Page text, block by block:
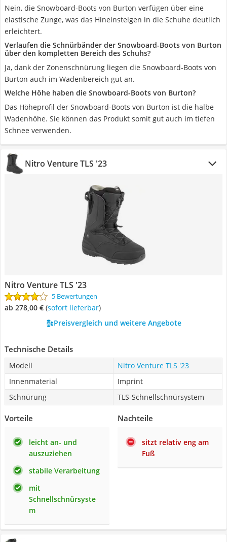
Nein, die Snowboard-Boots von Burton verfügen über eine
elastische Zunge, was das Hineinsteigen in die Schuhe deutlich
erleichtert.
Verlaufen die Schnürbänder der Snowboard-Boots von Burton
über den kompletten Bereich des Schuhs?
Ja, dank der Zonenschnürung liegen die Snowboard-Boots von
Burton auch im Wadenbereich gut an.
Welche Höhe haben die Snowboard-Boots von Burton?
Das Höheprofil der Snowboard-Boots von Burton ist die halbe
Wadenhöhe. Sie können das Produkt somit gut auch im tiefen
Schnee verwenden.
Nitro Venture TLS '23
Nitro Venture TLS '23
5 Bewertungen
ab 278,00 € ( Sofort lieferbar)
Preisvergleich und weitere Angebote
Technische Details
Modell
Nitro Venture TLS '23
Innenmaterial
Imprint
Schnürung
TLS-Schnellschnürsystem
Vorteile
leicht an- und
auszuziehen
stabile Verarbeitung
mit
Schnellschnürsyste
m
Nachteile
sitzt relativ eng am
Fuß